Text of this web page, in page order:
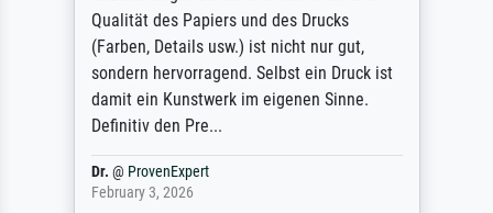
Qualität des Papiers und des Drucks
(Farben, Details usw.) ist nicht nur gut,
sondern hervorragend. Selbst ein Druck ist
damit ein Kunstwerk im eigenen Sinne.
Definitiv den Pre...
Dr. @ ProvenExpert
February 3, 2026